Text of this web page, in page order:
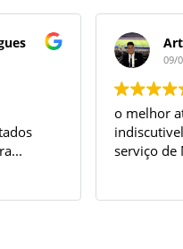
Arthur Silva
o melhor atendimento e
indiscutivelmente o melhor
serviço de MG. Recomendo!